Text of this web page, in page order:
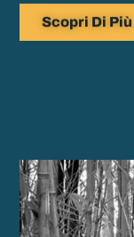
Scopri Di Più